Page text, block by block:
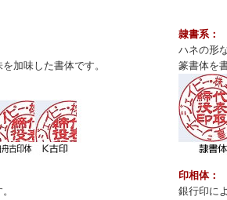
加味した書体です。
隷書系：
ハネの形
篆書体を
印相体：
銀行印に